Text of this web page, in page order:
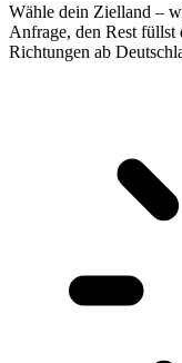
Wähle dein Zielland –
Anfrage, den Rest
Richtungen ab